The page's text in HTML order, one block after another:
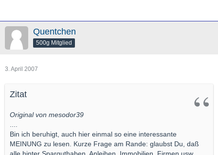
Quentchen
500g Mitglied
3. April 2007
Zitat
Original von mesodor39
....
Bin ich beruhigt, auch hier einmal so eine interessante
MEINUNG zu lesen. Kurze Frage am Rande: glaubst Du, daß